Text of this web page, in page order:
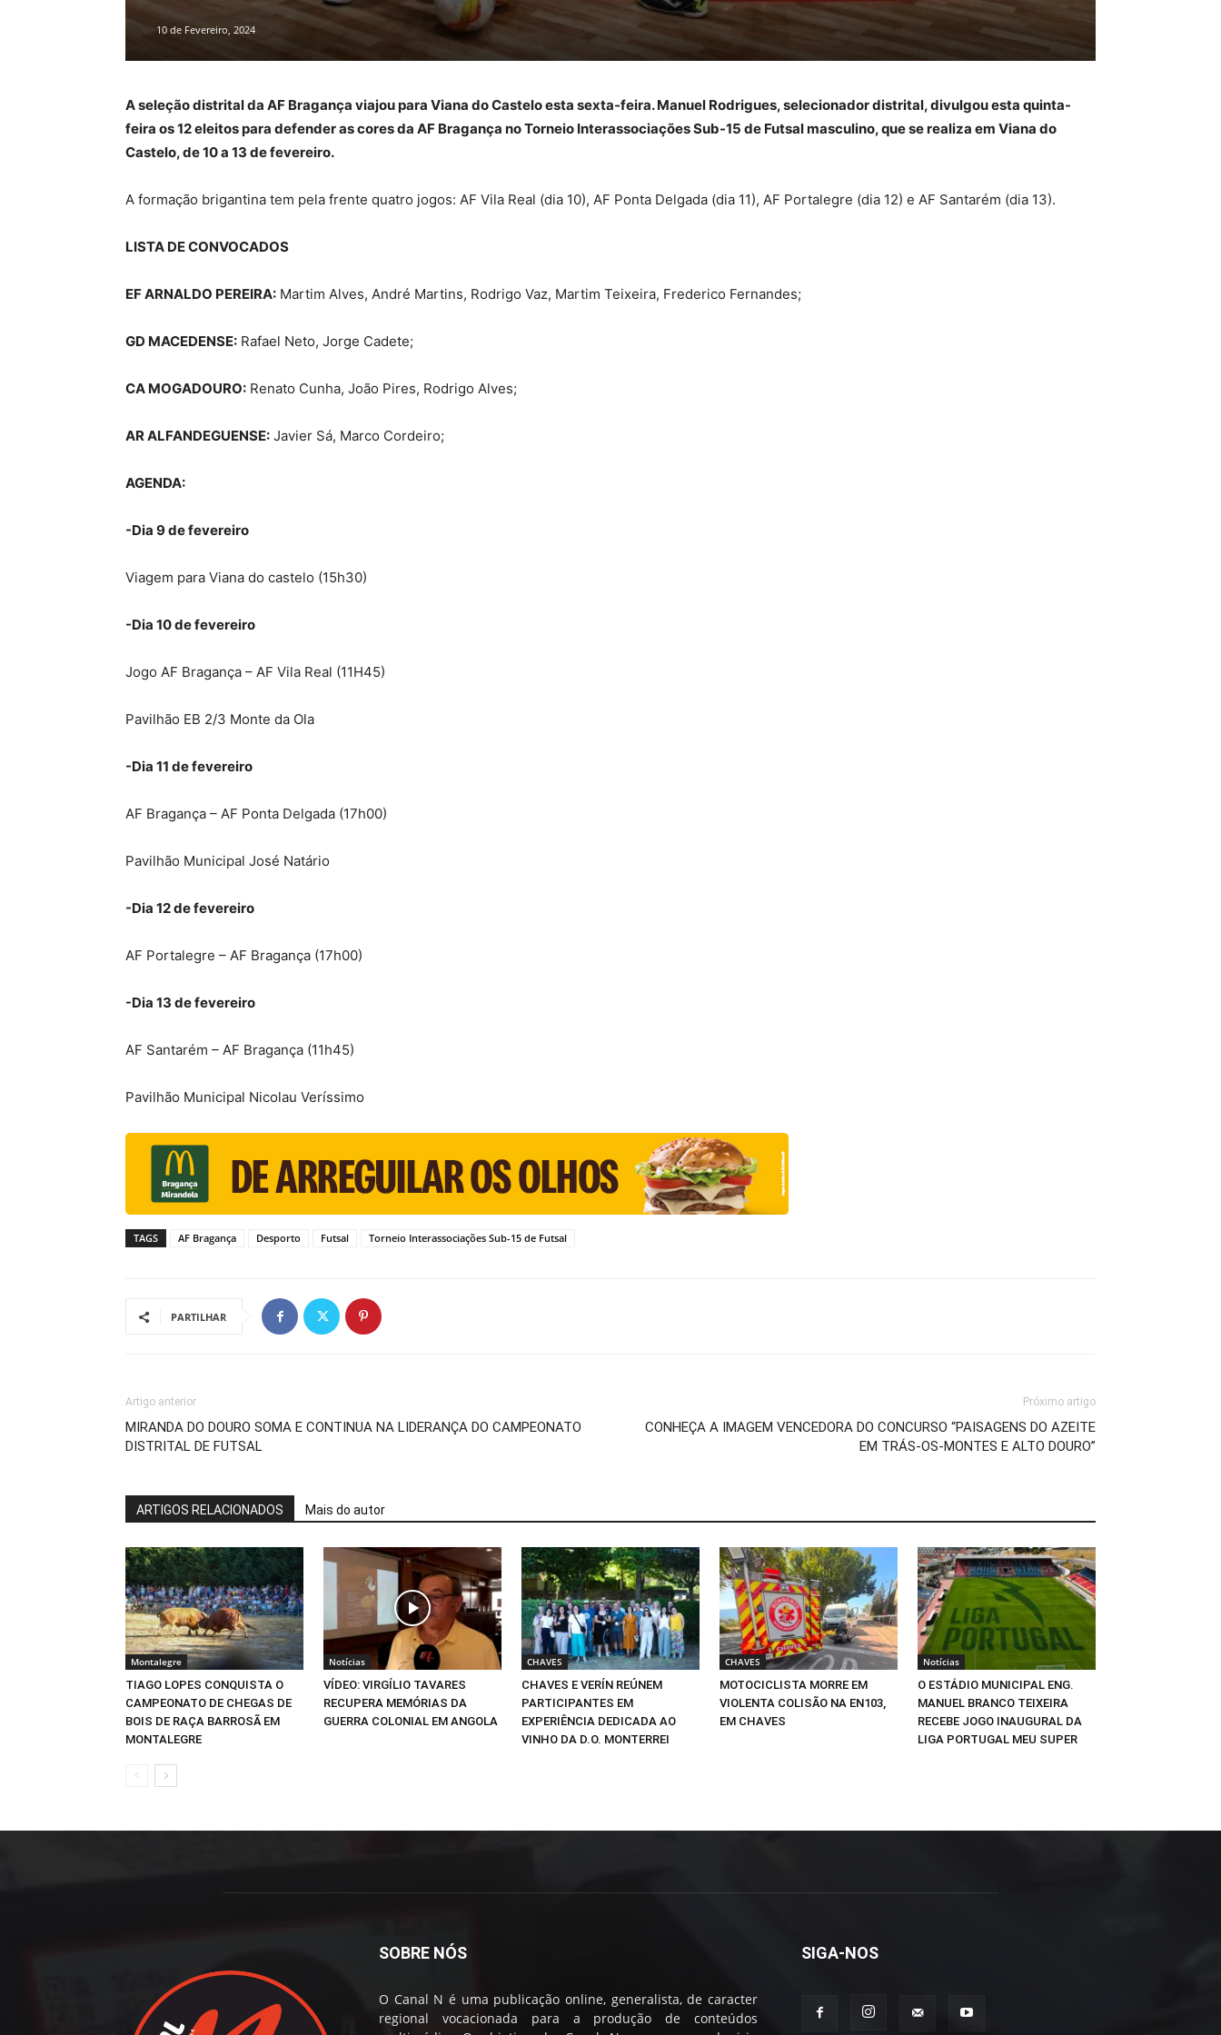
10 de Fevereiro, 2024
A seleção distrital da AF Bragança viajou para Viana do Castelo esta sexta-feira. Manuel Rodrigues, selecionador distrital, divulgou esta quinta-
feira os 12 eleitos para defender as cores da AF Bragança no Torneio Interassociações Sub-15 de Futsal masculino, que se realiza em Viana do
Castelo, de 10 a 13 de fevereiro.
A formação brigantina tem pela frente quatro jogos: AF Vila Real (dia 10), AF Ponta Delgada (dia 11), AF Portalegre (dia 12) e AF Santarém (dia 13).
LISTA DE CONVOCADOS
EF ARNALDO PEREIRA: Martim Alves, André Martins, Rodrigo Vaz, Martim Teixeira, Frederico Fernandes;
GD MACEDENSE: Rafael Neto, Jorge Cadete;
CA MOGADOURO: Renato Cunha, João Pires, Rodrigo Alves;
AR ALFANDEGUENSE: Javier Sá, Marco Cordeiro;
AGENDA:
-Dia 9 de fevereiro
Viagem para Viana do castelo (15h30)
-Dia 10 de fevereiro
Jogo AF Bragança – AF Vila Real (11H45)
Pavilhão EB 2/3 Monte da Ola
-Dia 11 de fevereiro
AF Bragança – AF Ponta Delgada (17h00)
Pavilhão Municipal José Natário
-Dia 12 de fevereiro
AF Portalegre – AF Bragança (17h00)
-Dia 13 de fevereiro
AF Santarém – AF Bragança (11h45)
Pavilhão Municipal Nicolau Veríssimo
TAGS AF Bragança Desporto Futsal Torneio Interassociações Sub-15 de Futsal
PARTILHAR
Artigo anterior
MIRANDA DO DOURO SOMA E CONTINUA NA LIDERANÇA DO CAMPEONATO
DISTRITAL DE FUTSAL
Próximo artigo
CONHEÇA A IMAGEM VENCEDORA DO CONCURSO “PAISAGENS DO AZEITE
EM TRÁS-OS-MONTES E ALTO DOURO”
ARTIGOS RELACIONADOS Mais do autor
Montalegre
TIAGO LOPES CONQUISTA O
CAMPEONATO DE CHEGAS DE
BOIS DE RAÇA BARROSÃ EM
MONTALEGRE
Notícias
VÍDEO: VIRGÍLIO TAVARES
RECUPERA MEMÓRIAS DA
GUERRA COLONIAL EM ANGOLA
CHAVES
CHAVES E VERÍN REÚNEM
PARTICIPANTES EM
EXPERIÊNCIA DEDICADA AO
VINHO DA D.O. MONTERREI
CHAVES
MOTOCICLISTA MORRE EM
VIOLENTA COLISÃO NA EN103,
EM CHAVES
Notícias
O ESTÁDIO MUNICIPAL ENG.
MANUEL BRANCO TEIXEIRA
RECEBE JOGO INAUGURAL DA
LIGA PORTUGAL MEU SUPER
SOBRE NÓS
O Canal N é uma publicação online, generalista, de caracter
regional vocacionada para a produção de conteúdos
SIGA-NOS